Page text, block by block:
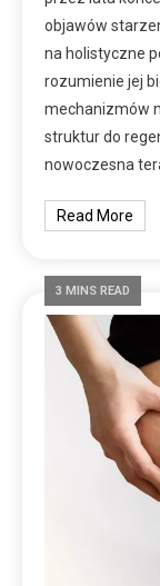
objawów
na holistyczne
rozumienie jej
mechanizmów
struktur do
nowoczesna
Read More
3 MINS READ